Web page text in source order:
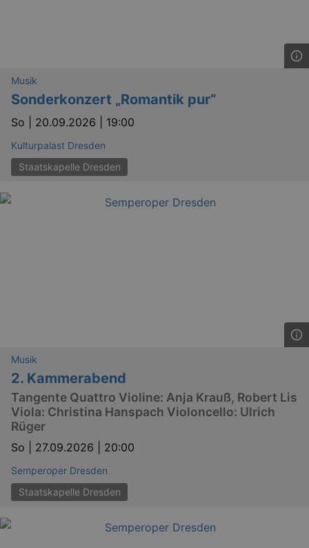
Musik
Sonderkonzert „Romantik pur“
So | 20.09.2026 | 19:00
Kulturpalast Dresden
Staatskapelle Dresden
Musik
2. Kammerabend
Tangente Quattro Violine: Anja Krauß, Robert Lis
Viola: Christina Hanspach Violoncello: Ulrich
Rüger
So | 27.09.2026 | 20:00
Semperoper Dresden
Staatskapelle Dresden